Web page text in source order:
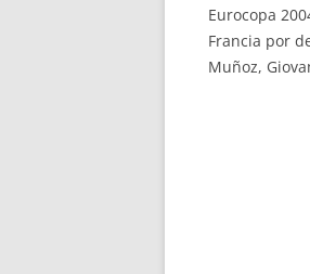
Eurocopa
Francia por
Muñoz,